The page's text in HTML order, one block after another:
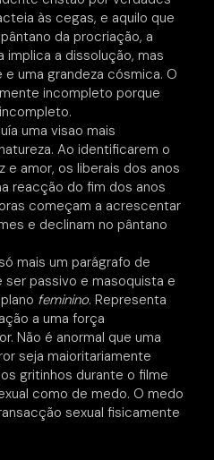
às cegas, e aquilo que
da procriação, a
implica a dissolução, mas
uma grandeza cósmica. O
incompleto porque
uma visao mais
Ao identificarem o
e amor, os liberais dos anos
reacção do fim dos anos
começam a acrescentar
e declinam no pântano
mais um parágrafo de
passivo e masoquista e
feminino. Representa
a uma força
Não é anormal que uma
seja maioritariamente
gritinhos durante o filme
como de medo. O medo
sexual fisicamente